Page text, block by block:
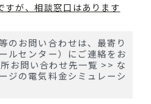
すが、相談窓口はあります
のお問い合わせは、最寄り
ルセンター）にご連絡をお
お問い合わせ先一覧 >> な
ジの電気料金シミュレーシ